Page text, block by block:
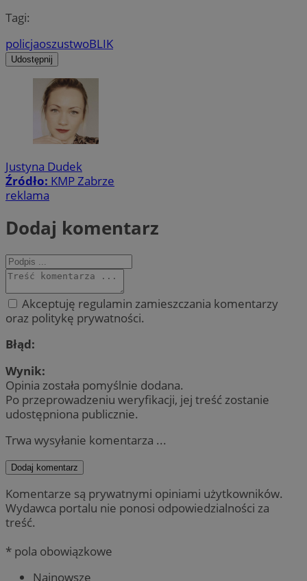
Tagi:
policjaoszustwoBLIK
Udostępnij
Justyna Dudek
Źródło: KMP Zabrze
reklama
Dodaj komentarz
Akceptuję regulamin zamieszczania komentarzy
oraz politykę prywatności.
Błąd:
Wynik:
Opinia została pomyślnie dodana.
Po przeprowadzeniu weryfikacji, jej treść zostanie
udostępniona publicznie.
Trwa wysyłanie komentarza ...
Dodaj komentarz
Komentarze są prywatnymi opiniami użytkowników.
Wydawca portalu nie ponosi odpowiedzialności za
treść.
* pola obowiązkowe
Najnowsze